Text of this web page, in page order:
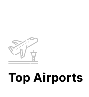
Top Airports